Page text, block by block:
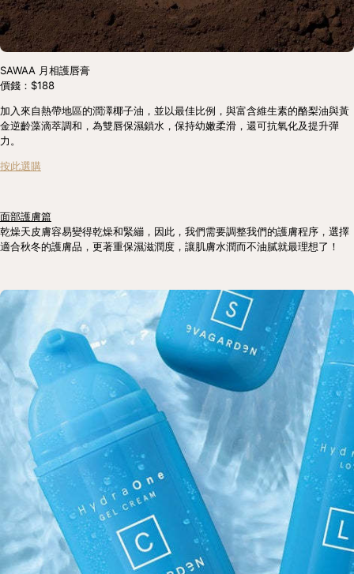
SAWAA 月相護唇膏
價錢：$188
加入來自熱帶地區的潤澤椰子油，並以最佳比例，與富含維生素的酪梨油與黃
金逆齡藻滴萃調和，為雙唇保濕鎖水，保持幼嫩柔滑，還可抗氧化及提升彈
力。
按此選購
面部護膚篇
乾燥天皮膚容易變得乾燥和緊繃，因此，我們需要調整我們的護膚程序，選擇
適合秋冬的護膚品，更著重保濕滋潤度，讓肌膚水潤而不油膩就最理想了！